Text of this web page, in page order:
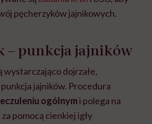
pęcherzyków jajnikowych.
– punkcja jajników
wystarczająco dojrzałe,
jajników. Procedura
ogólnymi polega na
pomocą cienkiej igły